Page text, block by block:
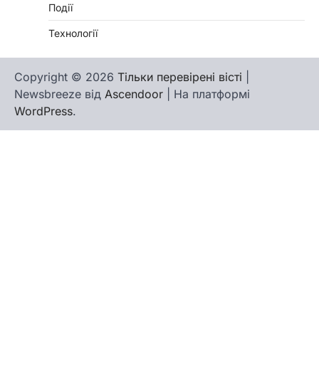
Події
Технології
Copyright © 2026 Тільки перевірені вісті
Newsbreeze від Ascendoor | На платформі
WordPress.